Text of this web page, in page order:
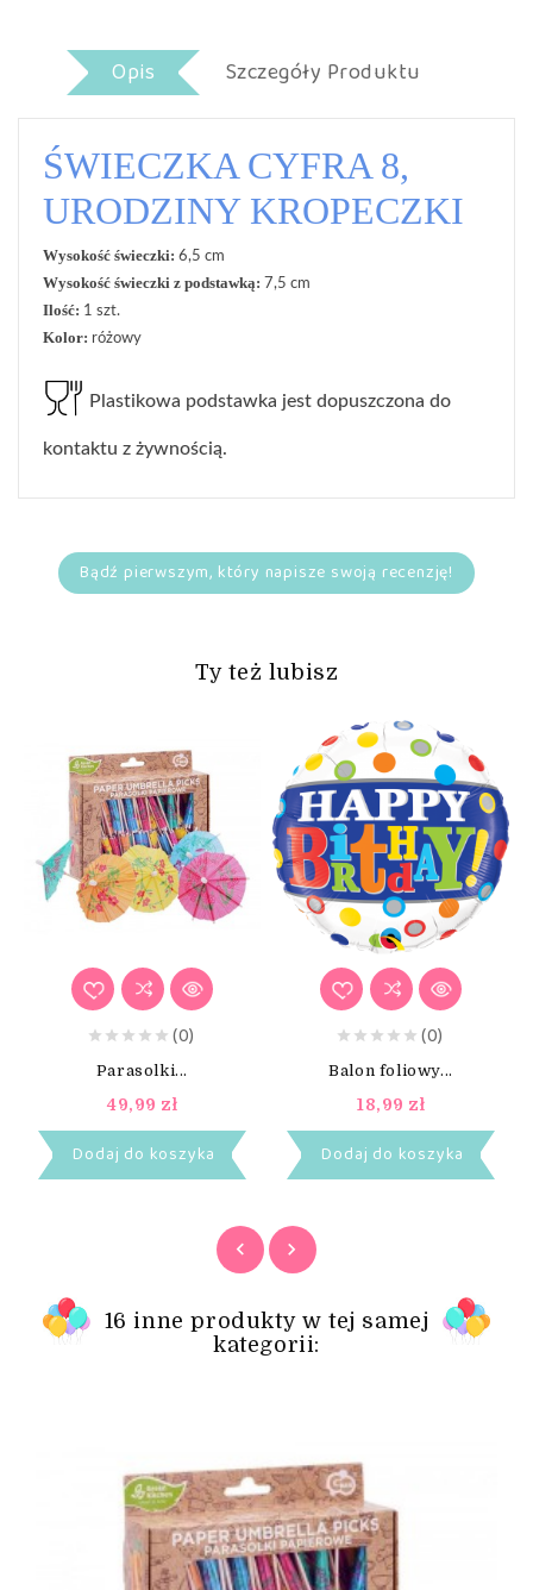
Opis Szczegóły Produktu
ŚWIECZKA CYFRA 8,
URODZINY KROPECZKI
Wysokość świeczki: 6,5 cm
Wysokość świeczki z podstawką:7,5 cm
Ilość: 1 szt.
Kolor: różowy
Plastikowa podstawka jest dopuszczona do
kontaktu z żywnością.
Bądź pierwszym, który napisze swoją recenzję!
Ty też lubisz
(0)
Parasolki...
49,99 zł
Dodaj do koszyka
(0)
Balon foliowy...
18,99 zł
Dodaj do koszyka
16 inne produkty w tej samej
kategorii: